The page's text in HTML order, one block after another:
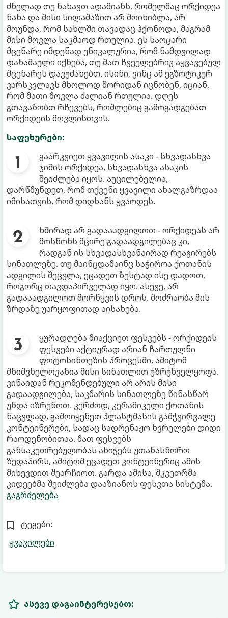
ძნელად თუ ნახავთ ადამიანს, რომელმაც ორქიდეა
ნახა და მისი სილამაზით არ მოიხიბლა, არ
მოუნდა, რომ სახლში თავადაც ჰქონოდა, მაგრამ
მისი მოვლა საკმაოდ რთულია. ეს საოცარი
მცენარე იმდენად უნიკალურია, რომ ნამდვილად
დანაშაული იქნება, თუ მათ ჩვეულებრივ აყვავებულ
მცენარეს დავუძახებთ. ისინი, ვინც ამ ეგზოტიკურ
ვარსკვლავს მხოლოდ შორიდან იცნობენ, იციან,
რომ მათი მოვლა ძალიან რთულია. დღეს
გთავაზობთ რჩევებს, რომლებიც გამოგადგებათ
ორქიდეის მოვლისთვის.
საფეხურები:
გაარკვიეთ ყვავილის ასაკი - სხვადასხვა
ჯიშის ორქიდეა, სხვადასხვა ასაკის
შეიძლება იყოს. აუცილებელია,
დარწმუნდეთ, რომ თქვენი ყვავილი ახალგაზრდაა
იმისათვის, რომ დიდხანს ყვაოდეს.
ხშირად არ გადააადგილოთ - ორქიდეას არ
მოსწონს მცირე გადაადგილებაც კი,
რადგან ის სხვადასხვანაირად რეაგირებს
სინათლეზე. თუ მაინცდამაინც საჭიროა ქოთანის
ადგილის შეცვლა, ეცადეთ ზუსტად ისე დადოთ,
როგორც თავდაპირველად იყო. ასევე, არ
გადააადგილოთ მორწყვის დროს. მოძრაობა მის
ზრდაზე უარყოფითად აისახება.
ყურადღება მიაქციეთ ფესვებს - ორქიდეის
ფესვები აქტიურად არიან ჩართულნი
ფოტოსინთეზის პროცესში, ამიტომ
მნიშვნელოვანია მისი სინათლით უზრუნველყოფა.
ვინაიდან რეკომენდებული არ არის მისი
გადაადგილება, საკმარის სინათლეზე წინასწარ
უნდა იზრუნოთ. კერძოდ, კერამიკული ქოთანის
ნაცვლად, გამოიყენეთ პლასტმასის გამჭვირვალე
კონტეინერები, სადაც სადრენაჟო ხვრელები დიდი
რაოდენობითაა. მათ ფესვებს
განსაკუთრებულობას ანიჭებს უთანასწორო
ზედაპირს, ამიტომ ეცადეთ კონტეინერიც ამის
მიხევდით შეარჩიოთ. გარდა ამისა, მკვეთრმა
კიდეებმა შეიძლება დააზიანოს ფესვთა სისტემა.
გაგრძელება
ტეგები:
ყვავილები
ასევე დაგაინტერესებთ: